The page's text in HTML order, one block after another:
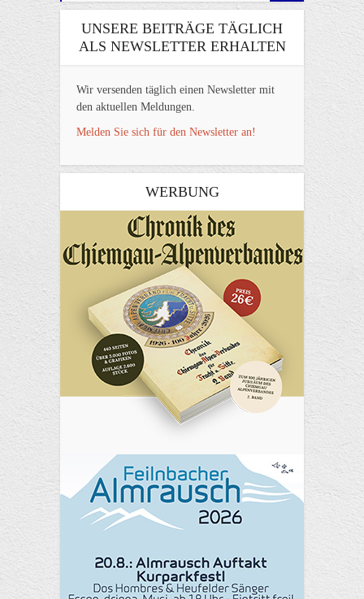
UNSERE BEITRÄGE TÄGLICH
ALS NEWSLETTER ERHALTEN
Wir versenden täglich einen Newsletter mit
den aktuellen Meldungen.
Melden Sie sich für den Newsletter an!
WERBUNG